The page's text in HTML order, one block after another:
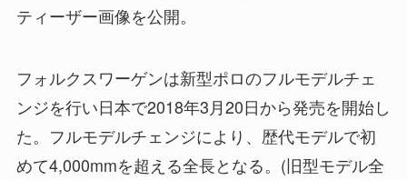
ティーザー画像を公開。
フォルクスワーゲンは新型ポロのフルモデルチェ
ンジを行い日本で2018年3月20日から発売を開始し
た。フルモデルチェンジにより、歴代モデルで初
めて4,000mmを超える全長となる。(旧型モデル全